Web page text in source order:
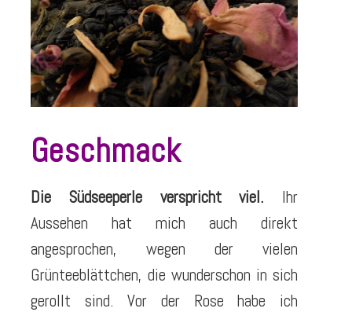
Geschmack
Die Südseeperle verspricht viel. Ihr
Aussehen hat mich auch direkt
angesprochen, wegen der vielen
Grünteeblättchen, die wunderschon in sich
gerollt sind. Vor der Rose habe ich